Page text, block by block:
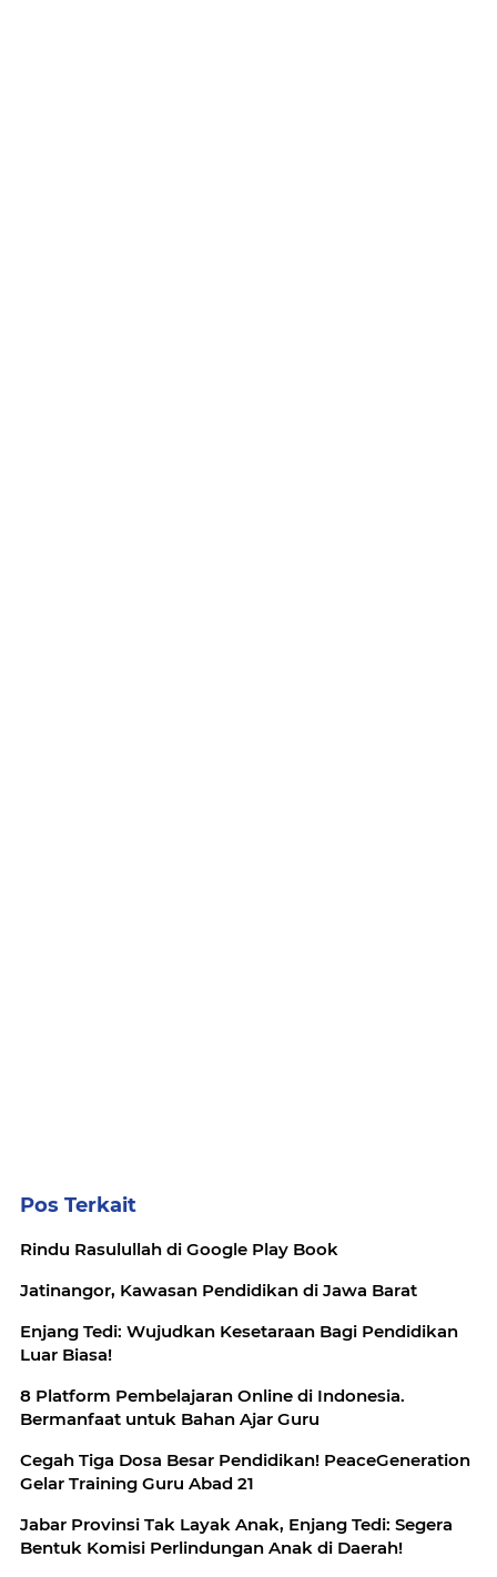
Pos Terkait
Rindu Rasulullah di Google Play Book
Jatinangor, Kawasan Pendidikan di Jawa Barat
Enjang Tedi: Wujudkan Kesetaraan Bagi Pendidikan
Luar Biasa!
8 Platform Pembelajaran Online di Indonesia.
Bermanfaat untuk Bahan Ajar Guru
Cegah Tiga Dosa Besar Pendidikan! PeaceGeneration
Gelar Training Guru Abad 21
Jabar Provinsi Tak Layak Anak, Enjang Tedi: Segera
Bentuk Komisi Perlindungan Anak di Daerah!